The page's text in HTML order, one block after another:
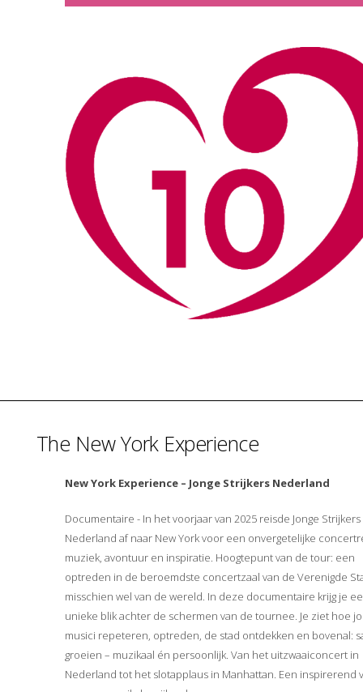
The New York Experience
New York Experience – Jonge Strijkers Nederland
Documentaire - In het voorjaar van 2025 reisde Jonge Strijkers
Nederland af naar New York voor een onvergetelijke
muziek, avontuur en inspiratie. Hoogtepunt van de tour: een
optreden in de beroemdste concertzaal van de Verenigde
misschien wel van de wereld. In deze documentaire krijg je
unieke blik achter de schermen van de tournee. Je ziet hoe
musici repeteren, optreden, de stad ontdekken en bovenal:
groeien – muzikaal én persoonlijk. Van het uitzwaaiconcert in
Nederland tot het slotapplaus in Manhattan. Een inspirerend